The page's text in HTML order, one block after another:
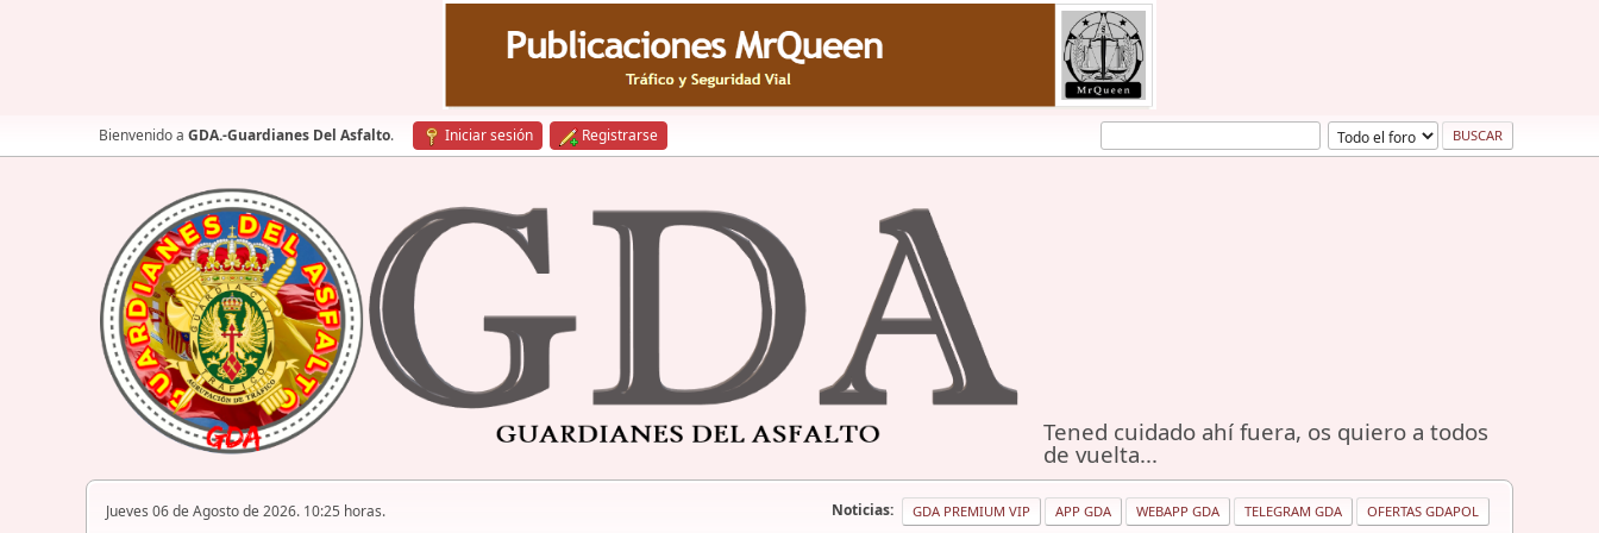
Bienvenido a GDA.-Guardianes Del Asfalto. Iniciar sesión Registrarse
Tened cuidado ahí fuera, os quiero a todos
de vuelta...
Jueves 06 de Agosto de 2026. 10:25 horas. Noticias: GDA PREMIUM VIP APP GDA WEBAPP GDA TELEGRAM GDA OFERTAS GDAPOL